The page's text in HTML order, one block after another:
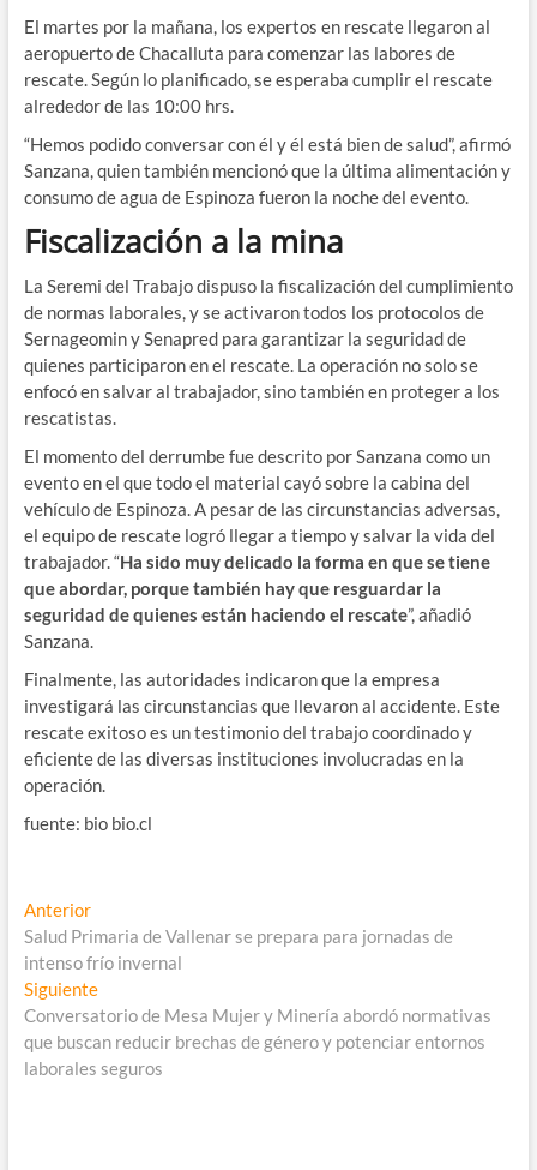
El martes por la mañana, los expertos en rescate llegaron al
aeropuerto de Chacalluta para comenzar las labores de
rescate. Según lo planificado, se esperaba cumplir el rescate
alrededor de las 10:00 hrs.
“Hemos podido conversar con él y él está bien de salud”, afirmó
Sanzana, quien también mencionó que la última alimentación y
consumo de agua de Espinoza fueron la noche del evento.
Fiscalización a la mina
La Seremi del Trabajo dispuso la fiscalización del cumplimiento
de normas laborales, y se activaron todos los protocolos de
Sernageomin y Senapred para garantizar la seguridad de
quienes participaron en el rescate. La operación no solo se
enfocó en salvar al trabajador, sino también en proteger a los
rescatistas.
El momento del derrumbe fue descrito por Sanzana como un
evento en el que todo el material cayó sobre la cabina del
vehículo de Espinoza. A pesar de las circunstancias adversas,
el equipo de rescate logró llegar a tiempo y salvar la vida del
trabajador. “Ha sido muy delicado la forma en que se tiene
que abordar, porque también hay que resguardar la
seguridad de quienes están haciendo el rescate”, añadió
Sanzana.
Finalmente, las autoridades indicaron que la empresa
investigará las circunstancias que llevaron al accidente. Este
rescate exitoso es un testimonio del trabajo coordinado y
eficiente de las diversas instituciones involucradas en la
operación.
fuente: bio bio.cl
Navegación
de
entradas
AnteriorEntrada
anterior:
Salud Primaria de Vallenar se prepara para jornadas de
intenso frío invernal
SiguienteEntrada
siguiente:
Conversatorio de Mesa Mujer y Minería abordó normativas
que buscan reducir brechas de género y potenciar entornos
laborales seguros